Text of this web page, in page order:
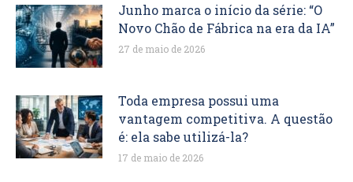
Junho marca o início da série: “O
Novo Chão de Fábrica na era da IA”
27 de maio de 2026
Toda empresa possui uma
vantagem competitiva. A questão
é: ela sabe utilizá-la?
17 de maio de 2026